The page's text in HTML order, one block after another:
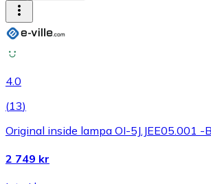
4.0
(13)
Original inside lampa OI-5J.JEE05.001 -
2 749 kr